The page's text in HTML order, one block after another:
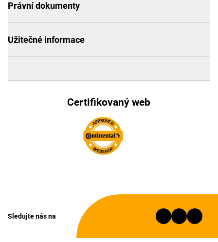
Právní dokumenty
Užitečné informace
Certifikovaný web
Sledujte nás na